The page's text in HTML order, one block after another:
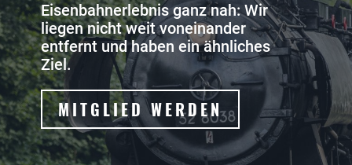
Eisenbahnerlebnis ganz nah: Wir
liegen nicht weit voneinander
entfernt und haben ein ähnliches
Ziel.
MITGLIED WERDEN